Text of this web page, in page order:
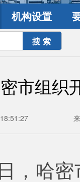
机构设置
市组织
，哈